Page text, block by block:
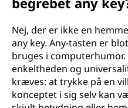
Nej, der er ikke en
any key. Any-tasten er
bruges i
enkeltheden og
kræves: at trykke på en
konceptet i sig selv kan